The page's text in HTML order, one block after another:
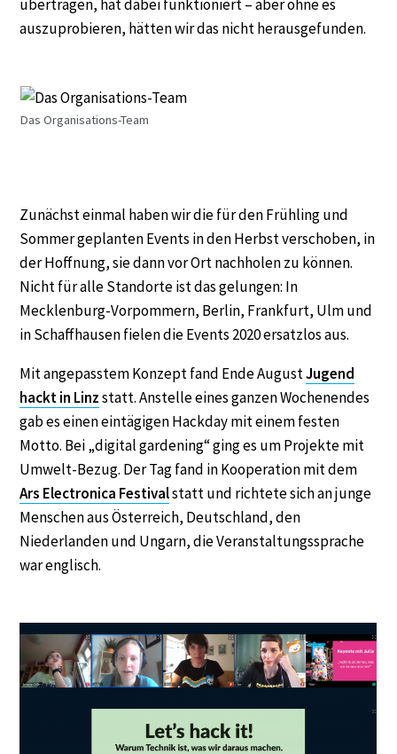
übertragen, hat dabei funktioniert – aber ohne es
auszuprobieren, hätten wir das nicht herausgefunden.
Das Organisations-Team
Zunächst einmal haben wir die für den Frühling und
Sommer geplanten Events in den Herbst verschoben, in
der Hoffnung, sie dann vor Ort nachholen zu können.
Nicht für alle Standorte ist das gelungen: In
Mecklenburg-Vorpommern, Berlin, Frankfurt, Ulm und
in Schaffhausen fielen die Events 2020 ersatzlos aus.
Mit angepasstem Konzept fand Ende AugustJugend
hackt in Linzstatt. Anstelle eines ganzen Wochenendes
gab es einen eintägigen Hackday mit einem festen
Motto. Bei „digital gardening“ ging es um Projekte mit
Umwelt-Bezug. Der Tag fand in Kooperation mit dem
Ars Electronica Festivalstatt und richtete sich an junge
Menschen aus Österreich, Deutschland, den
Niederlanden und Ungarn, die Veranstaltungssprache
war englisch.